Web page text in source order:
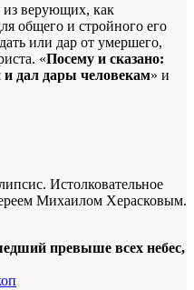
верующих, как
общего и стройного его
или дар от умершего,
«Посему и сказано:
и дал дары человекам» и
Истолковательное
Михаилом Херасковым.
превыше всех небес,